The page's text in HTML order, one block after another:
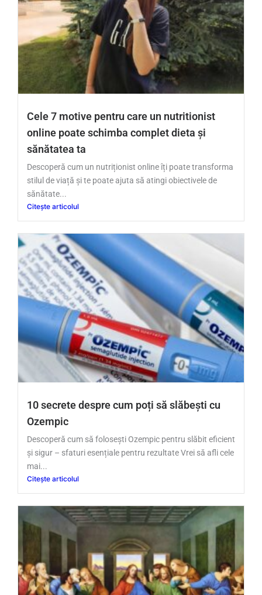
Cele 7 motive pentru care un nutritionist
online poate schimba complet dieta și
sănătatea ta
Descoperă cum un nutriționist online îți poate transforma
stilul de viață și te poate ajuta să atingi obiectivele de
sănătate...
Citește articolul
10 secrete despre cum poți să slăbești cu
Ozempic
Descoperă cum să folosești Ozempic pentru slăbit eficient
și sigur – sfaturi esențiale pentru rezultate Vrei să afli cele
mai...
Citește articolul